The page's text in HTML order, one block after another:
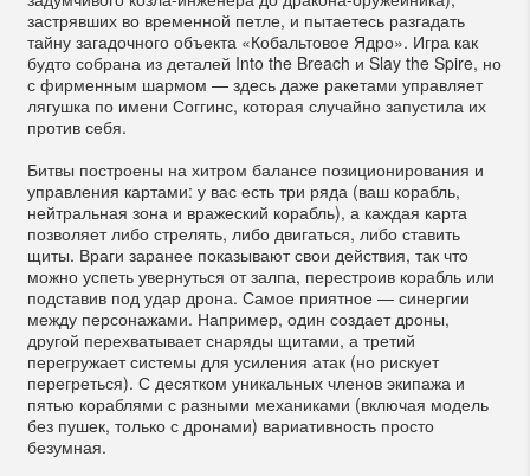
застрявших во временной петле, и пытаетесь разгадать
тайну загадочного объекта «Кобальтовое Ядро». Игра как
будто собрана из деталей Into the Breach и Slay the Spire, но
с фирменным шармом — здесь даже ракетами управляет
лягушка по имени Соггинс, которая случайно запустила их
против себя.
Битвы построены на хитром балансе позиционирования и
управления картами: у вас есть три ряда (ваш корабль,
нейтральная зона и вражеский корабль), а каждая карта
позволяет либо стрелять, либо двигаться, либо ставить
щиты. Враги заранее показывают свои действия, так что
можно успеть увернуться от залпа, перестроив корабль или
подставив под удар дрона. Самое приятное — синергии
между персонажами. Например, один создает дроны,
другой перехватывает снаряды щитами, а третий
перегружает системы для усиления атак (но рискует
перегреться). С десятком уникальных членов экипажа и
пятью кораблями с разными механиками (включая модель
без пушек, только с дронами) вариативность просто
безумная.